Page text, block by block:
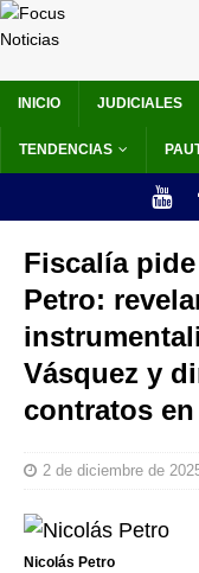
INICIO JUDICIALES
TENDENCIAS
Fiscalía
Petro:
Vásquez y
contratos
2 de diciembre de
Nicolás Petro